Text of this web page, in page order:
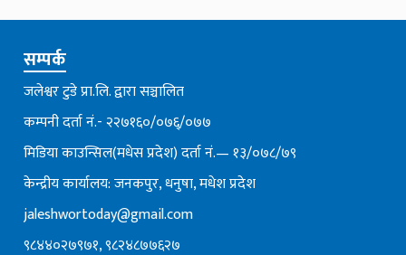
सम्पर्क
जलेश्वर टुडे प्रा.लि. द्वारा सञ्चालित
कम्पनी दर्ता नं.- २२७१६०/०७६्/०७७
मिडिया काउन्सिल(मधेस प्रदेश) दर्ता नं.— १३/०७८/७९
केन्द्रीय कार्यालय: जनकपुर, धनुषा, मधेश प्रदेश
jaleshwortoday@gmail.com
९८४४०२७९७१, ९८२४८७७६२७